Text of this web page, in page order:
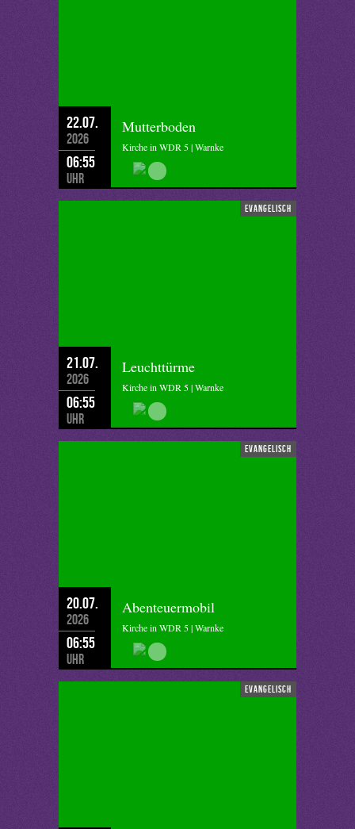
22.07.
2026
06:55
Uhr
Mutterboden
Kirche in WDR 5 | Warnke
evangelisch
21.07.
2026
06:55
Uhr
Leuchttürme
Kirche in WDR 5 | Warnke
evangelisch
20.07.
2026
06:55
Uhr
Abenteuermobil
Kirche in WDR 5 | Warnke
evangelisch